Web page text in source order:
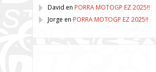
David en PORRA MOTOGP EZ 2025!!
Jorge en PORRA MOTOGP EZ 2025!!